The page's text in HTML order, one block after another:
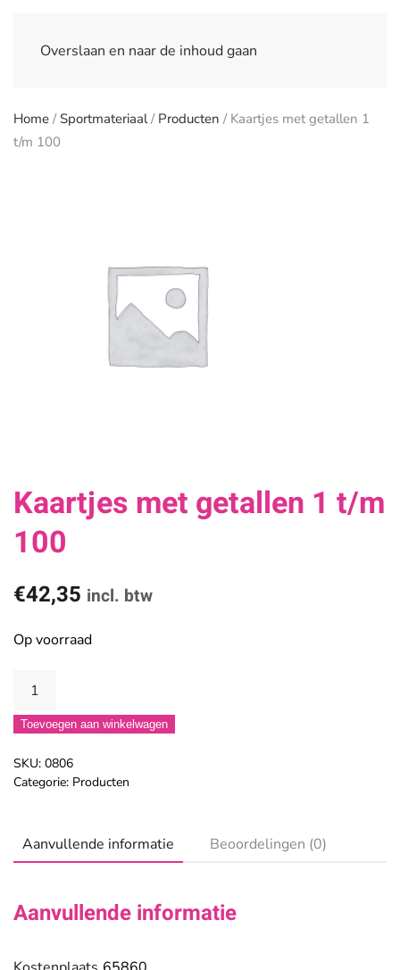
Overslaan en naar de inhoud gaan
Home / Sportmateriaal/ Producten / Kaartjes met getallen 1
t/m 100
Kaartjes met getallen 1 t/m
100
€42,35 incl. btw
Op voorraad
Kaartjes
getallen
1
t/m
Toevoegen aan winkelwagen
SKU: 0806
Categorie: Producten
Aanvullende informatie Beoordelingen (0)
Aanvullende informatie